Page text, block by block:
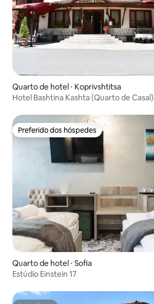
Quarto de hotel ⋅ Koprivshtitsa
Hotel Bashtina Kashta (Quarto de Casal)
Preferido dos hóspedes
Preferido dos hóspedes
Quarto de hotel ⋅ Sofia
Estúdio Einstein 17